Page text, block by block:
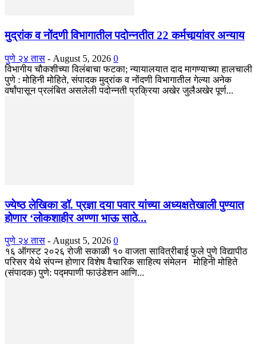
मुद्रांक व नोंदणी विभागातील पदोन्नतीत 22 कर्मचार्‍यांवर अन्याय
पुणे २४ तास - August 5, 2026 0
विभागीय चौकशीच्या विलंबाचा फटका; न्यायालयात दाद मागण्याच्या हालचाली
पुणे : मोहिनी मोहिते, संपादक मुद्रांक व नोंदणी विभागातील गेल्या अनेक
वर्षांपासून प्रलंबित असलेली पदोन्नती प्रक्रिया अखेर जुलैअखेर पूर्ण...
ज्येष्ठ लेखिका डॉ. प्रज्ञा दया पवार यांच्या अध्यक्षतेखाली पुण्यात
होणार ‘लोकशाहीर अण्णा भाऊ साठे...
पुणे २४ तास - August 5, 2026 0
१६ ऑगस्ट २०२६ रोजी सकाळी १० वाजता सावित्रीबाई फुले पुणे विद्यापीठ
परिसर येथे संपन्न होणार विशेष वैचारिक साहित्य संमेलन मोहिनी मोहिते
(संपादक) पुणे: पद्मपाणी फाउंडेशन आणि...